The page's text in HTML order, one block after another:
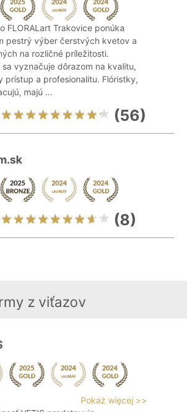
FLORALart Trakovice ponúka
pestrý výber čerstvých kvetov a
na rozličné príležitosti.
sa vyznačuje dôrazom na kvalitu,
prístup a profesionalitu. Flóristky,
majú ...
(56)
(8)
z viťazov
Pokaż więcej >>